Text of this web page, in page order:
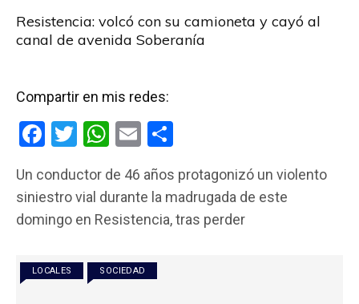
Resistencia: volcó con su camioneta y cayó al
canal de avenida Soberanía
Compartir en mis redes:
F
ce
b
o
o
k
T
tt
er
W
at
s
p
p
E
ail m
p
Un conductor de 46 años protagonizó un violento
siniestro vial durante la madrugada de este
domingo en Resistencia, tras perder
LOCALES SOCIEDAD